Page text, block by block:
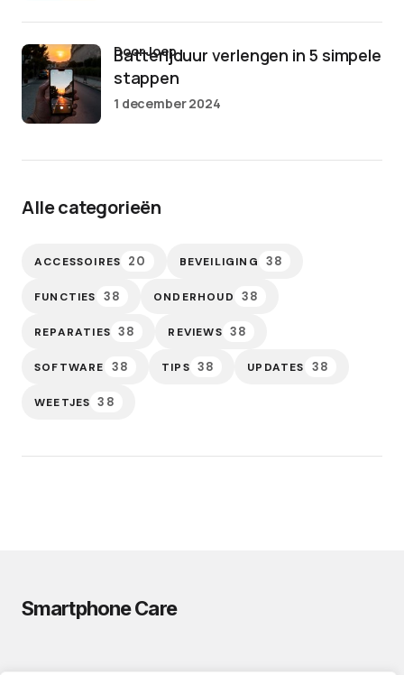
Batterijduur verlengen in 5 simpele
stappen
door Joep
1 december 2024
Alle categorieën
ACCESSOIRES 20 BEVEILIGING 38
FUNCTIES 38 ONDERHOUD 38
REPARATIES 38 REVIEWS 38
SOFTWARE 38 TIPS 38 UPDATES 38
WEETJES 38
Smartphone Care